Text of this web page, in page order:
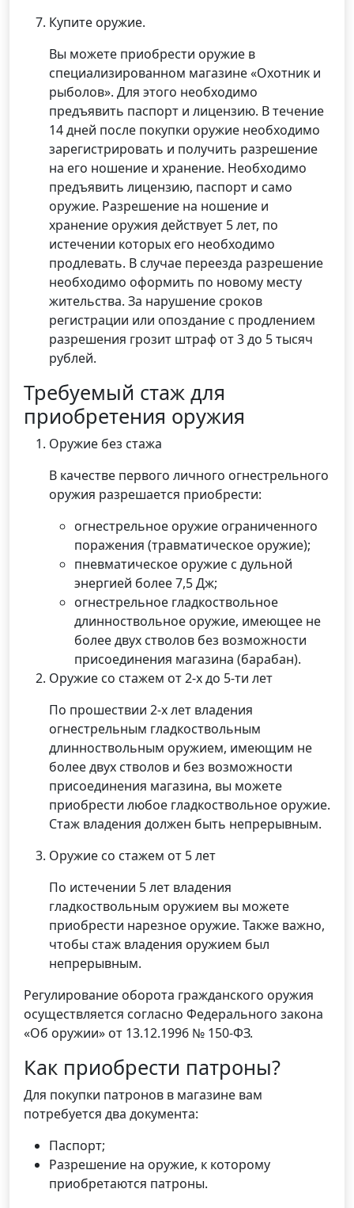
Купите оружие.
Вы можете приобрести оружие в
специализированном магазине «Охотник и
рыболов». Для этого необходимо
предъявить паспорт и лицензию. В течение
14 дней после покупки оружие необходимо
зарегистрировать и получить разрешение
на его ношение и хранение. Необходимо
предъявить лицензию, паспорт и само
оружие. Разрешение на ношение и
хранение оружия действует 5 лет, по
истечении которых его необходимо
продлевать. В случае переезда разрешение
необходимо оформить по новому месту
жительства. За нарушение сроков
регистрации или опоздание с продлением
разрешения грозит штраф от 3 до 5 тысяч
рублей.
Требуемый стаж для
приобретения оружия
Оружие без стажа
В качестве первого личного огнестрельного
оружия разрешается приобрести:
огнестрельное оружие ограниченного
поражения (травматическое оружие);
пневматическое оружие с дульной
энергией более 7,5 Дж;
огнестрельное гладкоствольное
длинноствольное оружие, имеющее не
более двух стволов без возможности
присоединения магазина (барабан).
Оружие со стажем от 2-х до 5-ти лет
По прошествии 2-х лет владения
огнестрельным гладкоствольным
длинноствольным оружием, имеющим не
более двух стволов и без возможности
присоединения магазина, вы можете
приобрести любое гладкоствольное оружие.
Стаж владения должен быть непрерывным.
Оружие со стажем от 5 лет
По истечении 5 лет владения
гладкоствольным оружием вы можете
приобрести нарезное оружие. Также важно,
чтобы стаж владения оружием был
непрерывным.
Регулирование оборота гражданского оружия
осуществляется согласно Федерального закона
«Об оружии» от 13.12.1996 № 150-ФЗ.
Как приобрести патроны?
Для покупки патронов в магазине вам
потребуется два документа:
Паспорт;
Разрешение на оружие, к которому
приобретаются патроны.